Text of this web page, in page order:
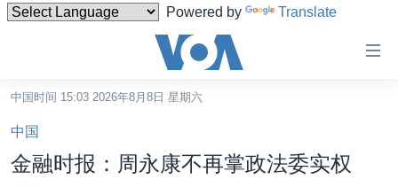
Powered by Translate
碍
链
接
跳
中国时间 15:03 2026年8月8日 星期六
中国
金融时报：周永康不再掌政法委实权